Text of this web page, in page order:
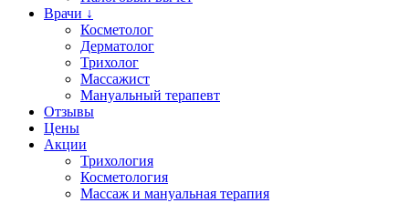
Врачи ↓
Косметолог
Дерматолог
Трихолог
Массажист
Мануальный терапевт
Отзывы
Цены
Акции
Трихология
Косметология
Массаж и мануальная терапия